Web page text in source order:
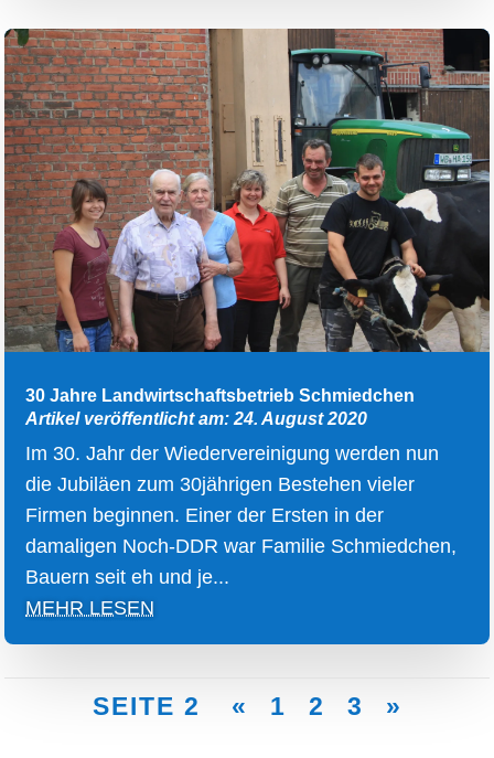
30 Jahre Landwirtschaftsbetrieb Schmiedchen
Artikel veröffentlicht am: 24. August 2020
Im 30. Jahr der Wiedervereinigung werden nun
die Jubiläen zum 30jährigen Bestehen vieler
Firmen beginnen. Einer der Ersten in der
damaligen Noch-DDR war Familie Schmiedchen,
Bauern seit eh und je...
MEHR LESEN
SEITE 2 « 1 2 3 »